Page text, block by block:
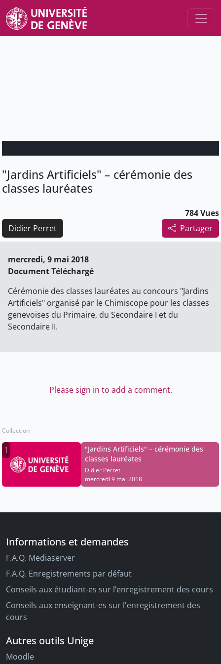
"Jardins Artificiels" – cérémonie des
classes lauréates
784 Vues
Partager
Didier Perret
mercredi, 9 mai 2018
Document Téléchargé
Cérémonie des classes lauréates au concours "Jardins
Artificiels" organisé par le Chimiscope pour les classes
genevoises du Primaire, du Secondaire I et du
Secondaire II.
Please sign in to add a comment.
Collection
1
"Jardins Artificiels" – cérémonie des
classes lauréates
Didier Perret
mercredi 9 mai 2018
Informations et demandes
F.A.Q. Mediaserver
F.A.Q. Enregistrements par défaut
Conseils aux étudiant-es sur l’enregistrement des cours
Conseils aux enseignant-es sur l'enregistrement des
cours
Autres outils Unige
Moodle